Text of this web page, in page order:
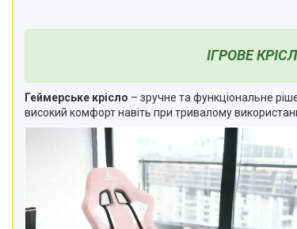
ІГРОВЕ
Геймерське крісло – зручне та функціональне
високий комфорт навіть при тривалому